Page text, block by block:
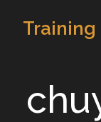
Training